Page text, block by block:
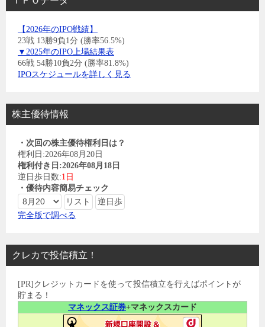
【2026年のIPO戦績】
23戦 13勝9負1分 (勝率56.5%)
▼2025年のIPO上場結果表
66戦 54勝10負2分 (勝率81.8%)
IPOスケジュールを詳しく見る
株主優待情報
・次回の株主優待権利日は？
権利日:2026年08月20日
権利付き日:2026年08月18日
逆日歩日数:1日
・優待内容簡易チェック
完全版で調べる
クレカで投信積立！
[PR]クレジットカードを使って投信積立を行えばポイントが
貯まる！
マネックス証券+マネックスカード